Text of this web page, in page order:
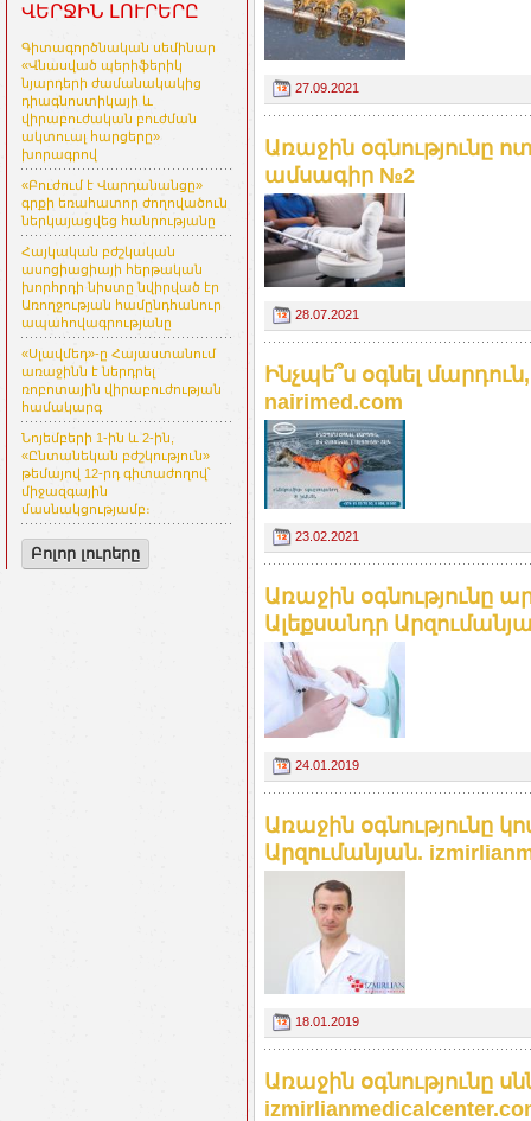
ՎԵՐՋԻՆ ԼՈՒՐԵՐԸ
Գիտագործնական սեմինար
«Վնասված պերիֆերիկ
նյարդերի ժամանակակից
դիագնոստիկայի և
վիրաբուժական բուժման
ակտուալ հարցերը»
խորագրով
«Բուժում է Վարդանանցը»
գրքի եռահատոր ժողովածուն
ներկայացվեց հանրությանը
Հայկական բժշկական
ասոցիացիայի հերթական
խորհրդի նիստը նվիրված էր
Առողջության համընդհանուր
ապահովագրությանը
«Սլավմեդ»-ը Հայաստանում
առաջինն է ներդրել
ռոբոտային վիրաբուժության
համակարգ
Նոյեմբերի 1-ին և 2-ին,
«Ընտանեկան բժշկություն»
թեմայով 12-րդ գիտաժողով՝
միջազգային
մասնակցությամբ։
Բոլոր լուրերը
27.09.2021
Առաջին օգնությունը
ամսագիր №2
28.07.2021
Ինչպե՞ս օգնել
nairimed.com
23.02.2021
Առաջին օգնությունը
Ալեքսանդր
24.01.2019
Առաջին օգնությունը
Արզումանյան.
18.01.2019
Առաջին օգնությունը